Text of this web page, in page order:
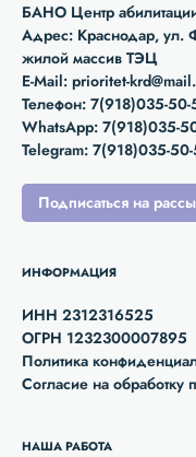
БАНО Центр
Адрес: Краснодар, ул.
жилой массив ТЭЦ
E-Mail: prioritet-
Телефон: 7(918)035-50-
WhatsApp: 7(918)035-
Telegram: 7(918)035-
Подписаться на
НАША РАБОТА
ИНФОРМАЦИЯ
ИНН 2312316525
ОГРН 1232300007895
Политика
Согласие на